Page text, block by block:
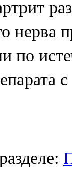
нерва
по